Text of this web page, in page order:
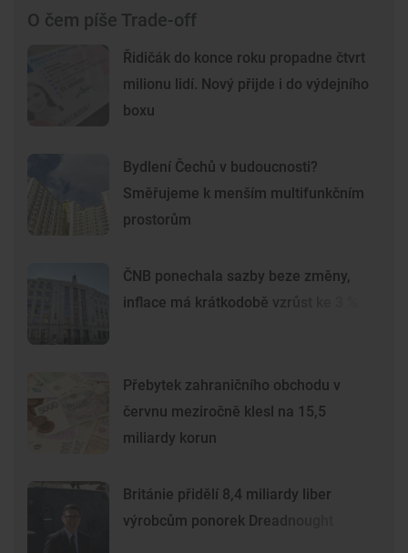
O čem píše Trade-off
Řidičák do konce roku propadne čtvrt
milionu lidí. Nový přijde i do výdejního
boxu
Bydlení Čechů v budoucnosti?
Směřujeme k menším multifunkčním
prostorům
ČNB ponechala sazby beze změny,
inflace má krátkodobě vzrůst ke 3 %
Přebytek zahraničního obchodu v
červnu meziročně klesl na 15,5
miliardy korun
Británie přidělí 8,4 miliardy liber
výrobcům ponorek Dreadnought